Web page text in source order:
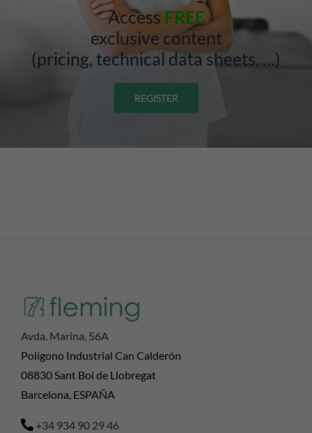
AccessFREE
exclusive content
(pricing, technical data sheets, …)
REGISTER
Avda. Marina, 56A
Polígono Industrial Can Calderón
08830 Sant Boi de Llobregat
Barcelona, ESPAÑA
+34 934 90 29 46